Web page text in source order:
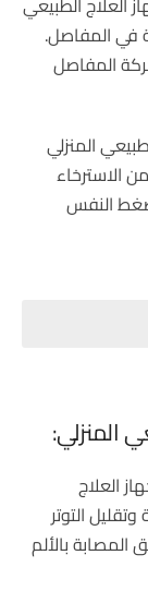
في المفاصل.
المفاصل
المنزلي
الاسترخاء
النفس
المنزلي:
العلاج
التوتر
بالألم